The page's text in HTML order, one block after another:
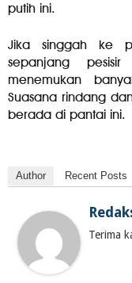
putih ini.
Jika singgah ke
sepanjang
menemukan
Suasana rindang
berada di pantai ini.
Author Recent Posts
Terima